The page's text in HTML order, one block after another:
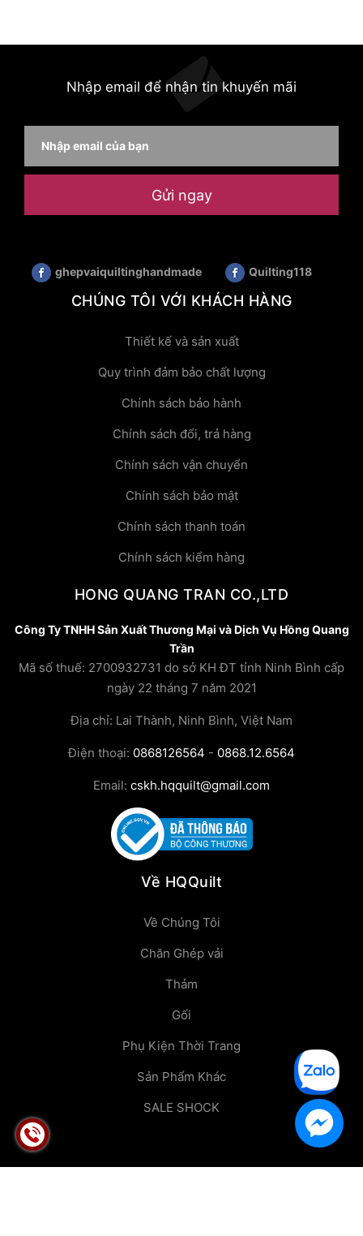
Nhập email để nhận tin khuyến mãi
Gửi ngay
ghepvaiquiltinghandmade Quilting118
CHÚNG TÔI VỚI KHÁCH HÀNG
Thiết kế và sản xuất
Quy trình đảm bảo chất lượng
Chính sách bảo hành
Chính sách đổi, trả hàng
Chính sách vận chuyển
Chính sách bảo mật
Chính sách thanh toán
Chính sách kiểm hàng
HONG QUANG TRAN CO.,LTD
Công Ty TNHH Sản Xuất Thương Mại và Dịch Vụ Hồng Quang
Trần
Mã số thuế: 2700932731 do sở KH ĐT tỉnh Ninh Bình cấp
ngày 22 tháng 7 năm 2021
Địa chỉ: Lai Thành, Ninh Bình, Việt Nam
Điện thoại: 0868126564 - 0868.12.6564
Email: cskh.hqquilt@gmail.com
Về HQQuilt
Về Chúng Tôi
Chăn Ghép vải
Thảm
Gối
Phụ Kiện Thời Trang
Sản Phẩm Khác
SALE SHOCK